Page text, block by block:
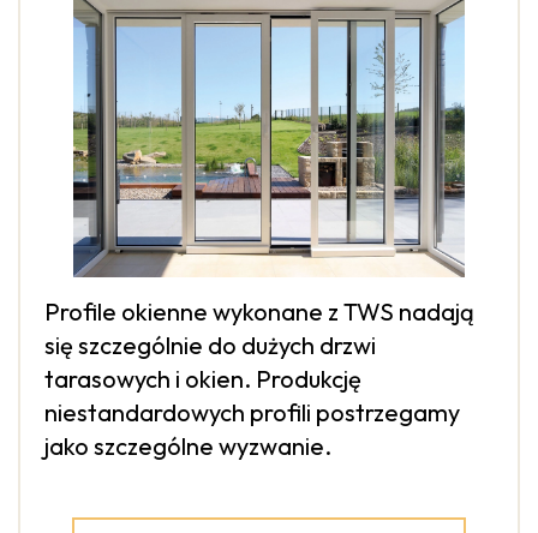
Profile okienne wykonane z TWS nadają
się szczególnie do dużych drzwi
tarasowych i okien. Produkcję
niestandardowych profili postrzegamy
jako szczególne wyzwanie.